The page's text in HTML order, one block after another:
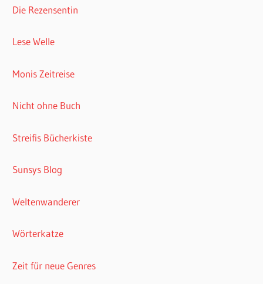
Die Rezensentin
Lese Welle
Monis Zeitreise
Nicht ohne Buch
Streifis Bücherkiste
Sunsys Blog
Weltenwanderer
Wörterkatze
Zeit für neue Genres